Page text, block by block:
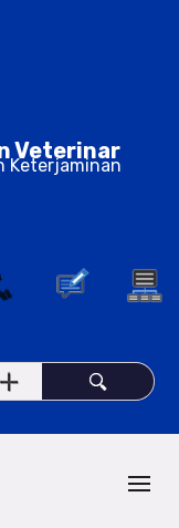
Veterinar
Keterjaminan